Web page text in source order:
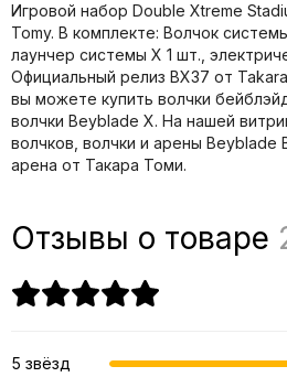
Игровой набор Double Xtreme
Tomy. В комплекте: Волчок
лаунчер системы X 1 шт.,
Официальный релиз BX37 от
вы можете купить волчки
волчки Beyblade X. На нашей
волчков, волчки и арены Beyblade
арена от Такара Томи.
Отзывы о товаре
5 звёзд